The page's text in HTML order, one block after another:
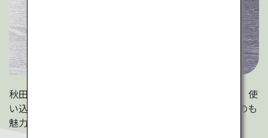
秋田の「樺細工」は、山桜の木の皮で作られた木工品。使
い込むほど光沢が出て美しくなり、長く使いたくなるのも
魅力です。